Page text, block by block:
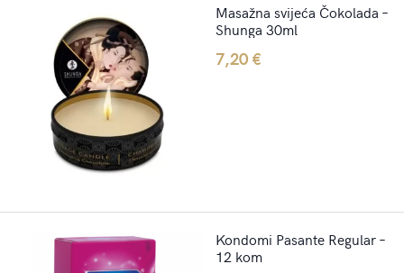
Masažna svijeća Čokolada –
Shunga 30ml
7,20€
Kondomi Pasante Regular –
12 kom